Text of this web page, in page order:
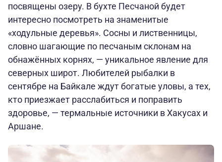
посвящены озеру. В бухте Песчаной будет
интересно посмотреть на знаменитые
«ходульные деревья». Сосны и лиственницы,
словно шагающие по песчаным склонам на
обнажённых корнях, — уникальное явление для
северных широт. Любителей рыбалки в
сентябре на Байкале ждут богатые уловы, а тех,
кто приезжает расслабиться и поправить
здоровье, — термальные источники в Хакусах и
Аршане.